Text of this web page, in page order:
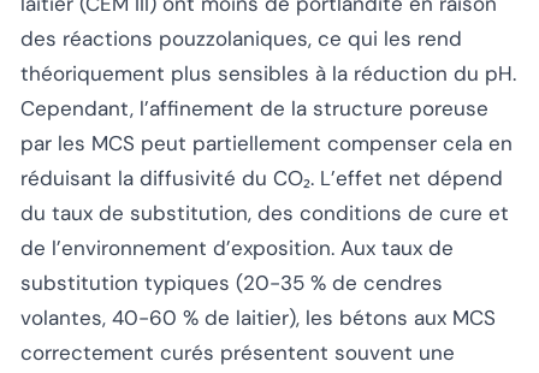
des réactions pouzzolaniques, ce qui les rend
théoriquement plus sensibles à la réduction du pH.
Cependant, l’affinement de la structure poreuse
par les MCS peut partiellement compenser cela en
réduisant la diffusivité du CO₂. L’effet net dépend
du taux de substitution, des conditions de cure et
de l’environnement d’exposition. Aux taux de
substitution typiques (20-35 % de cendres
volantes, 40-60 % de laitier), les bétons aux MCS
correctement curés présentent souvent une